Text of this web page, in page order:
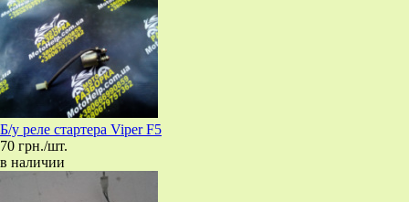
Б/у реле стартера Viper F5
70 грн./шт.
в наличии